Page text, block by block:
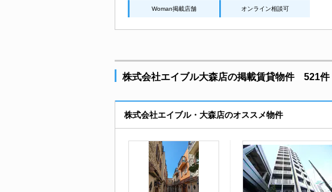
Woman掲載店舗 オンライン相談可
株式会社エイブル大森店の掲載賃貸物件 521件
株式会社エイブル・大森店のオススメ物件